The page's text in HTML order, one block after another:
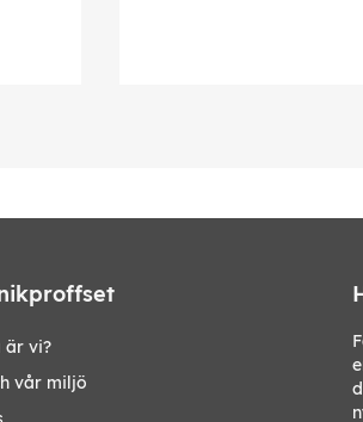
är vi?
vår miljö